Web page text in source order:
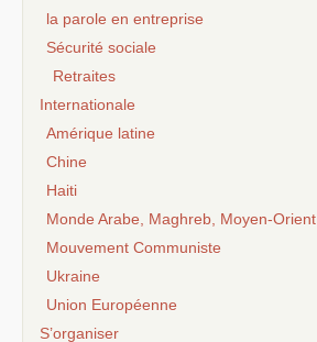
la parole en entreprise
Sécurité sociale
Retraites
Internationale
Amérique latine
Chine
Haiti
Monde Arabe, Maghreb, Moyen-Orient
Mouvement Communiste
Ukraine
Union Européenne
S’organiser